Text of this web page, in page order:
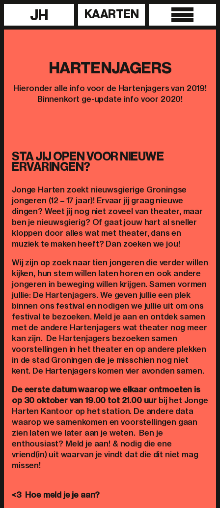
JH KAARTEN
HARTENJAGERS
Hieronder alle info voor de Hartenjagers van 2019!
Binnenkort ge-update info voor 2020!
STA JIJ OPEN VOOR NIEUWE
ERVARINGEN?
Jonge Harten zoekt nieuwsgierige Groningse
jongeren (12 – 17 jaar)! Ervaar jij graag nieuwe
dingen? Weet jij nog niet zoveel van theater, maar
ben je nieuwsgierig? Of gaat jouw hart al sneller
kloppen door alles wat met theater, dans en
muziek te maken heeft? Dan zoeken we jou!
Wij zijn op zoek naar tien jongeren die verder willen
kijken, hun stem willen laten horen en ook andere
jongeren in beweging willen krijgen. Samen vormen
jullie: De Hartenjagers. We geven jullie een plek
binnen ons festival en nodigen we jullie uit om ons
festival te bezoeken. Meld je aan en ontdek samen
met de andere Hartenjagers wat theater nog meer
kan zijn. De Hartenjagers bezoeken samen
voorstellingen in het theater en op andere plekken
in de stad Groningen die je misschien nog niet
kent. De Hartenjagers komen vier avonden samen.
De eerste datum waarop we elkaar ontmoeten is
op 30 oktober van 19.00 tot 21.00 uur bij het Jonge
Harten Kantoor op het station. De andere data
waarop we samenkomen en voorstellingen gaan
zien laten we later aan je weten. Ben je
enthousiast? Meld je aan! & nodig die ene
vriend(in) uit waarvan je vindt dat die dit niet mag
missen!
<3 Hoe meld je je aan?